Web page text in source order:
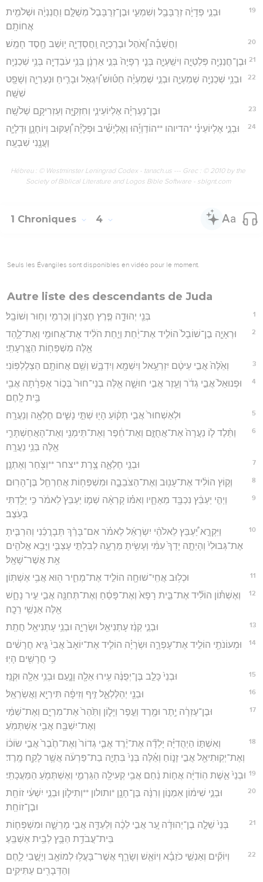
19
וּבְנֵ֣י פְדָיָ֔ה זְרֻבָּבֶ֖ל וְשִׁמְעִ֑י וּבֶן־זְרֻבָּבֶל֙ מְשֻׁלָּ֣ם וַחֲנַנְיָ֔ה וּשְׁלֹמִ֖ית
אֲחוֹתָֽם׃
20 וַחֲשֻׁבָ֡ה וָ֠אֹהֶל וּבֶרֶכְיָ֧ה וַֽחֲסַדְיָ֛ה י֥וּשַׁב חֶ֖סֶד חָמֵֽשׁ׃
21 וּבֶן־חֲנַנְיָ֖ה פְּלַטְיָ֣ה וִישַֽׁעְיָ֑ה בְּנֵ֤י רְפָיָה֙ בְּנֵ֣י אַרְנָ֔ן בְּנֵ֥י עֹבַדְיָ֖ה בְּנֵ֥י שְׁכַנְיָֽה׃
22
וּבְנֵ֥י שְׁכַנְיָ֖ה שְׁמַעְיָ֑ה וּבְנֵ֣י שְׁמַעְיָ֗ה חַטּ֡וּשׁ וְ֠יִגְאָל וּבָרִ֧יחַ וּנְעַרְיָ֛ה וְשָׁפָ֖ט
שִׁשָּֽׁה׃
23 וּבֶן־נְעַרְיָ֗ה אֶלְיוֹעֵינַ֧י וְחִזְקִיָּ֛ה וְעַזְרִיקָ֖ם שְׁלֹשָֽׁה׃
24
וּבְנֵ֣י אֶלְיוֹעֵינַ֗י *הדיוהו **הוֹדַוְיָ֡הוּ וְאֶלְיָשִׁ֡יב וּפְלָיָ֡ה וְ֠עַקּוּב וְיוֹחָנָ֧ן וּדְלָיָ֛ה
וַעֲנָ֖נִי שִׁבְעָֽה׃
Hébreu : © Westminster Leningrad Codex - tanach.us --- Grec : © 2010 by the
Society of Biblical Literature and Logos Bible Software - sblgnt.com
1 Chroniques 4
Seuls les Évangiles sont disponibles en vidéo pour le moment.
Autre liste des descendants de Juda
1 בְּנֵ֖י יְהוּדָ֑ה פֶּ֧רֶץ חֶצְר֛וֹן וְכַרְמִ֖י וְח֥וּר וְשׁוֹבָֽל׃
2
וּרְאָיָ֤ה בֶן־שׁוֹבָל֙ הוֹלִ֣יד אֶת־יַ֔חַת וְיַ֣חַת הֹלִ֔יד אֶת־אֲחוּמַ֖י וְאֶת־לָ֑הַד
אֵ֖לֶּה מִשְׁפְּח֥וֹת הַצָּֽרְעָתִֽי׃
3 וְאֵ֙לֶּה֙ אֲבִ֣י עֵיטָ֔ם יִזְרְעֶ֥אל וְיִשְׁמָ֖א וְיִדְבָּ֑שׁ וְשֵׁ֥ם אֲחוֹתָ֖ם הַצְלֶלְפּֽוֹנִי׃
4
וּפְנוּאֵל֙ אֲבִ֣י גְדֹ֔ר וְעֵ֖זֶר אֲבִ֣י חוּשָׁ֑ה אֵ֤לֶּה בְנֵי־חוּר֙ בְּכ֣וֹר אֶפְרָ֔תָה אֲבִ֖י
בֵּ֥ית לָֽחֶם׃
5 וּלְאַשְׁחוּר֙ אֲבִ֣י תְק֔וֹעַ הָי֖וּ שְׁתֵּ֣י נָשִׁ֑ים חֶלְאָ֖ה וְנַעֲרָֽה׃
6
וַתֵּ֨לֶד ל֤וֹ נַעֲרָה֙ אֶת־אֲחֻזָּ֣ם וְאֶת־חֵ֔פֶר וְאֶת־תֵּימְנִ֖י וְאֶת־הָאֲחַשְׁתָּרִ֑י
אֵ֖לֶּה בְּנֵ֥י נַעֲרָֽה׃
7 וּבְנֵ֖י חֶלְאָ֑ה צֶ֥רֶת *יצחר **וְצֹ֖חַר וְאֶתְנָֽן׃
8 וְק֣וֹץ הוֹלִ֔יד אֶת־עָנ֖וּב וְאֶת־הַצֹּבֵבָ֑ה וּמִשְׁפְּח֥וֹת אֲחַרְחֵ֖ל בֶּן־הָרֽוּם׃
9
וַיְהִ֣י יַעְבֵּ֔ץ נִכְבָּ֖ד מֵאֶחָ֑יו וְאִמּ֗וֹ קָרְאָ֨ה שְׁמ֤וֹ יַעְבֵּץ֙ לֵאמֹ֔ר כִּ֥י יָלַ֖דְתִּי
בְּעֹֽצֶב׃
10
וַיִּקְרָ֣א יַ֠עְבֵּץ לֵאלֹהֵ֨י יִשְׂרָאֵ֜ל לֵאמֹ֗ר אִם־בָּרֵ֨ךְ תְּבָרֲכֵ֜נִי וְהִרְבִּ֤יתָ
אֶת־גְּבוּלִי֙ וְהָיְתָ֤ה יָדְךָ֙ עִמִּ֔י וְעָשִׂ֥יתָ מֵּרָעָ֖ה לְבִלְתִּ֣י עָצְבִּ֑י וַיָּבֵ֥א אֱלֹהִ֖ים
אֵ֥ת אֲשֶׁר־שָׁאָֽל׃
11 וּכְל֥וּב אֲחִֽי־שׁוּחָ֖ה הוֹלִ֣יד אֶת־מְחִ֑יר ה֖וּא אֲבִ֥י אֶשְׁתּֽוֹן׃
12
וְאֶשְׁתּ֗וֹן הוֹלִ֞יד אֶת־בֵּ֤ית רָפָא֙ וְאֶת־פָּסֵ֔חַ וְאֶת־תְּחִנָּ֖ה אֲבִ֣י עִ֣יר נָחָ֑שׁ
אֵ֖לֶּה אַנְשֵׁ֥י רֵכָֽה׃
13 וּבְנֵ֣י קְנַ֔ז עָתְנִיאֵ֖ל וּשְׂרָיָ֑ה וּבְנֵ֥י עָתְנִיאֵ֖ל חֲתַֽת׃
14
וּמְעוֹנֹתַ֖י הוֹלִ֣יד אֶת־עָפְרָ֑ה וּשְׂרָיָ֗ה הוֹלִ֤יד אֶת־יוֹאָב֙ אֲבִי֙ גֵּ֣יא חֲרָשִׁ֔ים
כִּ֥י חֲרָשִׁ֖ים הָיֽוּ׃
15 וּבְנֵי֙ כָּלֵ֣ב בֶּן־יְפֻנֶּ֔ה עִ֥ירוּ אֵלָ֖ה וָנָ֑עַם וּבְנֵ֥י אֵלָ֖ה וּקְנַֽז׃
16 וּבְנֵ֖י יְהַלֶּלְאֵ֑ל זִ֣יף וְזִיפָ֔ה תִּירְיָ֖א וַאֲשַׂרְאֵֽל׃
17
וּבֶן־עֶזְרָ֔ה יֶ֥תֶר וּמֶ֖רֶד וְעֵ֣פֶר וְיָל֑וֹן וַתַּ֙הַר֙ אֶת־מִרְיָ֣ם וְאֶת־שַׁמַּ֔י
וְאֶת־יִשְׁבָּ֖ח אֲבִ֥י אֶשְׁתְּמֹֽעַ׃
18
וְאִשְׁתּ֣וֹ הַיְהֻדִיָּ֗ה יָלְדָ֞ה אֶת־יֶ֨רֶד אֲבִ֤י גְדוֹר֙ וְאֶת־חֶ֙בֶר֙ אֲבִ֣י שׂוֹכ֔וֹ
וְאֶת־יְקֽוּתִיאֵ֖ל אֲבִ֣י זָנ֑וֹחַ וְאֵ֗לֶּה בְּנֵי֙ בִּתְיָ֣ה בַת־פַּרְעֹ֔ה אֲשֶׁ֥ר לָקַ֖ח מָֽרֶד׃
19 וּבְנֵי֙ אֵ֣שֶׁת הֽוֹדִיָּ֔ה אֲח֣וֹת נַ֔חַם אֲבִ֥י קְעִילָ֖ה הַגַּרְמִ֑י וְאֶשְׁתְּמֹ֖עַ הַמַּעֲכָתִֽי׃
20
וּבְנֵ֣י שִׁימ֔וֹן אַמְנ֣וֹן וְרִנָּ֔ה בֶּן־חָנָ֖ן *ותולון **וְתִיל֑וֹן וּבְנֵ֣י יִשְׁעִ֔י זוֹחֵ֖ת
וּבֶן־זוֹחֵֽת׃
21
בְּנֵי֙ שֵׁלָ֣ה בֶן־יְהוּדָ֔ה עֵ֚ר אֲבִ֣י לֵכָ֔ה וְלַעְדָּ֖ה אֲבִ֣י מָרֵשָׁ֑ה וּמִשְׁפְּח֛וֹת
בֵּית־עֲבֹדַ֥ת הַבֻּ֖ץ לְבֵ֥ית אַשְׁבֵּֽעַ׃
22
וְיוֹקִ֞ים וְאַנְשֵׁ֣י כֹזֵבָ֗א וְיוֹאָ֧שׁ וְשָׂרָ֛ף אֲשֶׁר־בָּעֲל֥וּ לְמוֹאָ֖ב וְיָשֻׁ֣בִי לָ֑חֶם
וְהַדְּבָרִ֖ים עַתִּיקִֽים׃